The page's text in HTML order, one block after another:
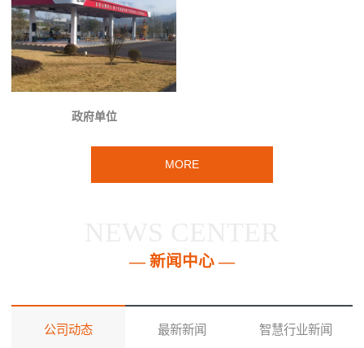
政府单位
MORE
— 新闻中心 —
公司动态 最新新闻 智慧行业新闻